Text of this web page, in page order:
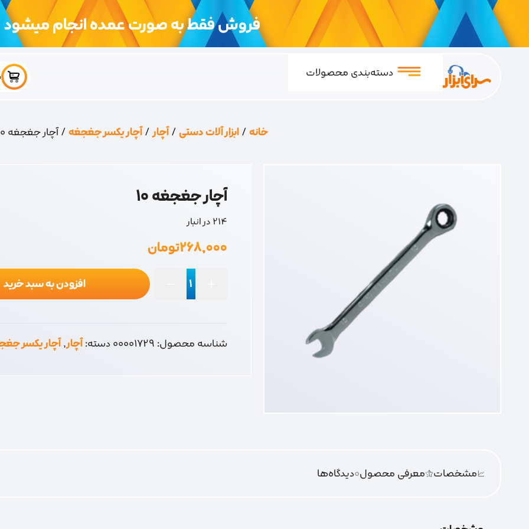
فروش فقط به صورت عمده انجام میشود
دسته‌بندی محصولات
خانه/ابزار آلات دستی/آچار/آچار یکسر جغجغه/ آچار جغجغه 10
آچار جغجغه 10
214 در انبار
۲۶۸,۰۰۰تومان
عدد
افزودن به سبد خرید
شناسه محصول: 00001729دسته:آچار,آچار یکسر
مشخصات معرفی محصول0دیدگاه‌‌ها